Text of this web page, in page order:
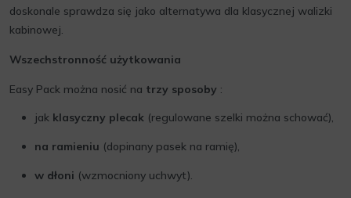
doskonale sprawdza się jako alternatywa dla klasycznej walizki
kabinowej.
Wszechstronność użytkowania
Easy Pack można nosić na trzy sposoby :
jak klasyczny plecak (regulowane szelki można schować),
na ramieniu (dopinany pasek na ramię),
w dłoni (wzmocniony uchwyt).